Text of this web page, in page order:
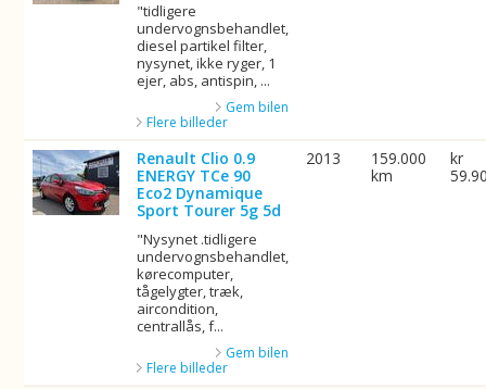
"tidligere
undervognsbehandlet,
diesel partikel filter,
nysynet, ikke ryger, 1
ejer, abs, antispin, ...
Gem bilen
Flere billeder
Renault Clio 0.9
ENERGY TCe 90
Eco2 Dynamique
Sport Tourer 5g 5d
"Nysynet .tidligere
undervognsbehandlet,
kørecomputer,
tågelygter, træk,
aircondition,
centrallås, f...
Gem bilen
Flere billeder
2013
159.000
km
kr